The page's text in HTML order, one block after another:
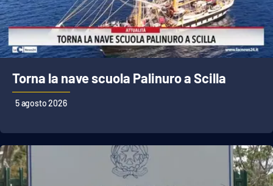
Torna la nave scuola Palinuro a Scilla
5 agosto 2026